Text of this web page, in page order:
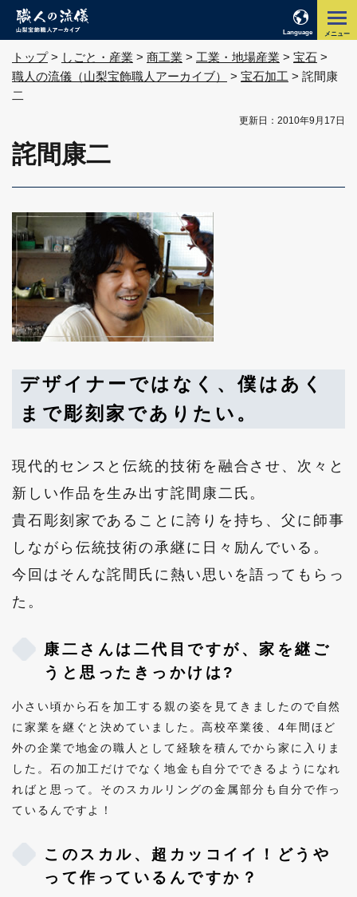
職人の流儀 山
梨宝飾職人ア
ーカイブ
Language メニュー
トップ> しごと・産業 > 商工業 > 工業・地場産業 > 宝石 >
職人の流儀（山梨宝飾職人アーカイブ）
> 宝石加工 > 詫間康
二
更新日：2010年9月17日
詫間康二
デザイナーではなく、僕はあく
まで彫刻家でありたい。
現代的センスと伝統的技術を融合させ、次々と
新しい作品を生み出す詫間康二氏。
貴石彫刻家であることに誇りを持ち、父に師事
しながら伝統技術の承継に日々励んでいる。
今回はそんな詫間氏に熱い思いを語ってもらっ
た。
康二さんは二代目ですが、家を継ご
うと思ったきっかけは?
小さい頃から石を加工する親の姿を見てきましたので自然
に家業を継ぐと決めていました。高校卒業後、4年間ほど
外の企業で地金の職人として経験を積んでから家に入りま
した。石の加工だけでなく地金も自分でできるようになれ
ればと思って。そのスカルリングの金属部分も自分で作っ
ているんですよ！
このスカル、超カッコイイ！どうや
って作っているんですか？